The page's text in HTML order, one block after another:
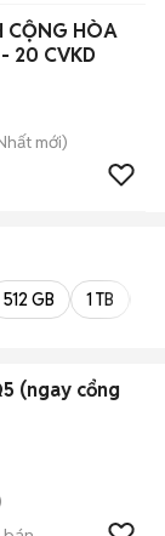
CỘNG HÒA
20 CVKD
mới)
512 GB 1 TB
(ngay cổng